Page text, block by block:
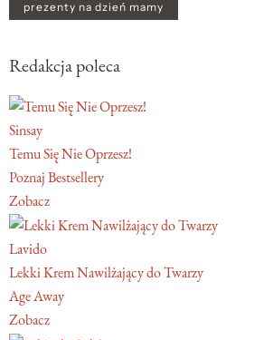
prezenty na dzień mamy
Redakcja poleca
Sinsay
Temu Się Nie Oprzesz!
Poznaj Bestsellery
Zobacz
Lavido
Lekki Krem Nawilżający do Twarzy
Age Away
Zobacz